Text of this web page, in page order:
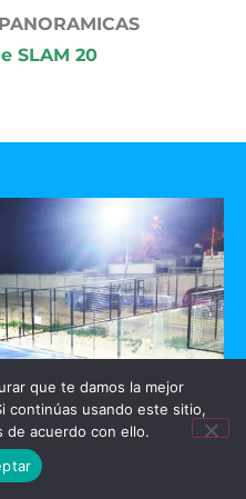
SLAM 20
que te damos la mejor
continúas usando este sitio,
de acuerdo con ello.